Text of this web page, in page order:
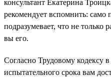
консультант Екатерина
рекомендует вспомнить: само
подразумевает, что не только
вы его.
Согласно Трудовому кодексу
испытательного срока вам